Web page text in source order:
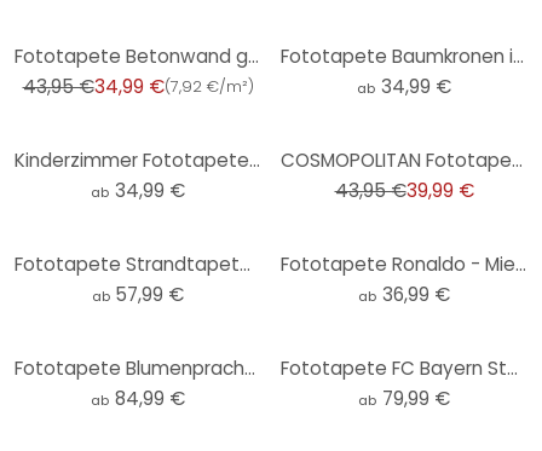
Fototapete Betonwand grau grün - Vliestapete Industrial Livingwalls - matt und glatt
43,95 €34,99 €(7,92 €/m²)
Fototapete Baumkronen im Himmel
ab 34,99 €
Kinderzimmer Fototapete Märchenhafter Wald mit Einhörnern - Kikki Belle - Rund - Selbstklebend/Vlies
ab 34,99 €
COSMOPOLITAN Fototapete Wald Bäume Vögel - Naturmotiv Vliestapete Beige Grau
43,95 €39,99 €
Fototapete Strandtapete - Sonnenuntergang über Strand und Meer - Sisi & Seb
ab 57,99 €
Fototapete Ronaldo - Mielu
ab 36,99 €
Fototapete Blumenpracht in warmen Pastelltönen - Paksoylu
ab 84,99 €
Fototapete FC Bayern Stadion Choreo bei Tag
ab 79,99 €